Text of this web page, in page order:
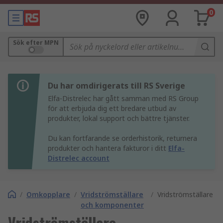
0
Sök efter MPN
Du har omdirigerats till RS Sverige
Elfa-Distrelec har gått samman med RS Group
för att erbjuda dig ett bredare utbud av
produkter, lokal support och bättre tjänster.
Du kan fortfarande se orderhistorik, returnera
produkter och hantera fakturor i ditt Elfa-
Distrelec account
/ Omkopplare / Vridströmställare
och komponenter
/ Vridströmställare